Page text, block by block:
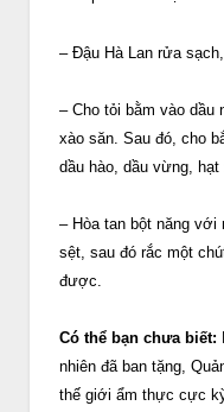
– Đậu Hà Lan rửa
– Cho tỏi bằm vào dầu
xào săn. Sau đó, cho
dầu hào, dầu vừng, hạt
– Hòa tan bột năng
sệt, sau đó rắc một
được.
Có thể bạn chưa biết:
nhiên đã ban tặng,
thế giới ẩm thực cực